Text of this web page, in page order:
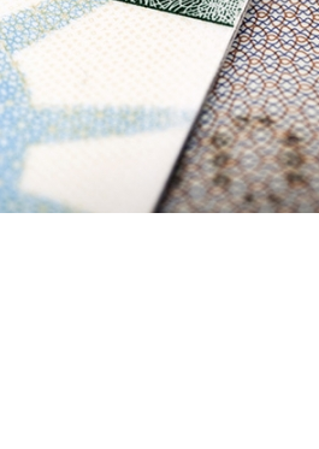
อ่าน